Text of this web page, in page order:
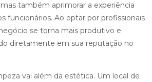
também aprimorar a experiência
funcionários. Ao optar por profissionais
se torna mais produtivo e
diretamente em sua reputação no
vai além da estética. Um local de